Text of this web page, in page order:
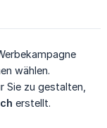
wählen.
Sie zu gestalten,
erstellt.